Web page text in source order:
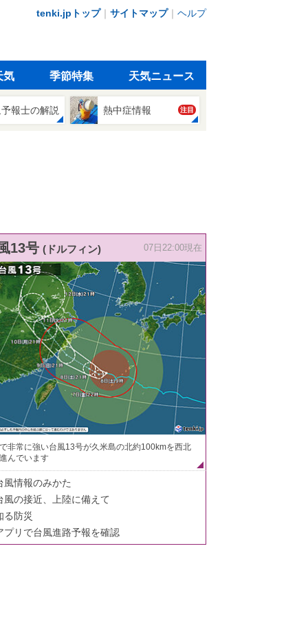
tenki.jpトップ｜ サイトマップ｜ ヘルプ
気 季節特集 天気ニュース
報士の解説 熱中症情報 注目
13号 (ドルフィン) 07日22:00現在
非常に強い台風13号が久米島の北約100kmを西北
んでいます
風情報のみかた
風の接近、上陸に備えて
る防災
プリで台風進路予報を確認